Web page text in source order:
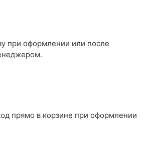
при оформлении или после
прямо в корзине при оформлении